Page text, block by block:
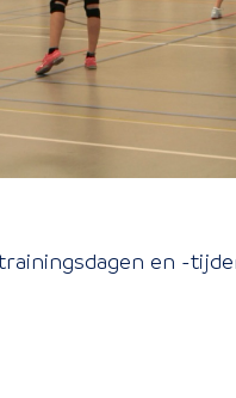
en -